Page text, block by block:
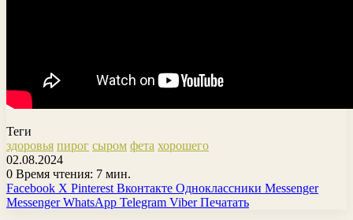
Теги
здоровья пирог сыром фета хорошего
02.08.2024
0 Время чтения: 7 мин.
Facebook X Pinterest Вконтакте Одноклассники Messenger
Messenger WhatsApp Telegram Viber Печатать